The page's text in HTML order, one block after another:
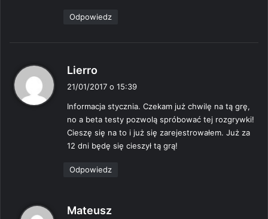
Odpowiedz
Lierro
z
e
:
21/01/2017 o 15:39
Informacja stycznia. Czekam już chwilę na tą grę,
no a beta testy pozwolą spróbować tej rozgrywki!
Cieszę się na to i już się zarejestrowałem. Już za
12 dni będę się cieszył tą grą!
Odpowiedz
Mateusz